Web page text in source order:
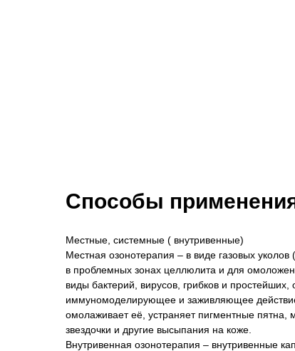
Способы
Местные, системные ( внутривенные)
Местная озонотерапия – в виде газовых уколов
в проблемных зонах целлюлита и для
виды бактерий, вирусов, грибков и
иммуномоделирующее и заживляющее
омолаживает её, устраняет пигментные
звездочки и другие высыпания на коже.
Внутривенная озонотерапия – внутривенные